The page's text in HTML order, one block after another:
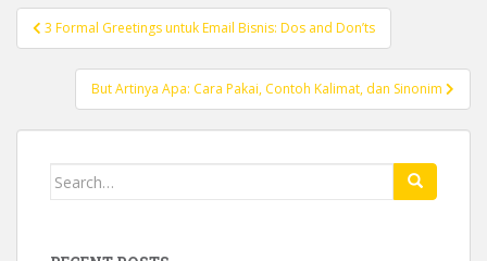
Post
navigation
3 Formal Greetings untuk Email Bisnis: Dos and Don’ts
But Artinya Apa: Cara Pakai, Contoh Kalimat, dan Sinonim
Search